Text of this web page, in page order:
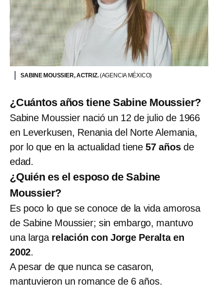
SABINE MOUSSIER, ACTRIZ.(AGENCIA MÉXICO)
¿Cuántos años tiene Sabine Moussier?
Sabine Moussier nació un 12 de julio de 1966
en Leverkusen, Renania del Norte Alemania,
por lo que en la actualidad tiene57 añosde
edad.
¿Quién es el esposo de Sabine
Moussier?
Es poco lo que se conoce de la vida amorosa
de Sabine Moussier; sin embargo, mantuvo
una larga relación con Jorge Peralta en
2002.
A pesar de que nunca se casaron,
mantuvieron un romance de 6 años.